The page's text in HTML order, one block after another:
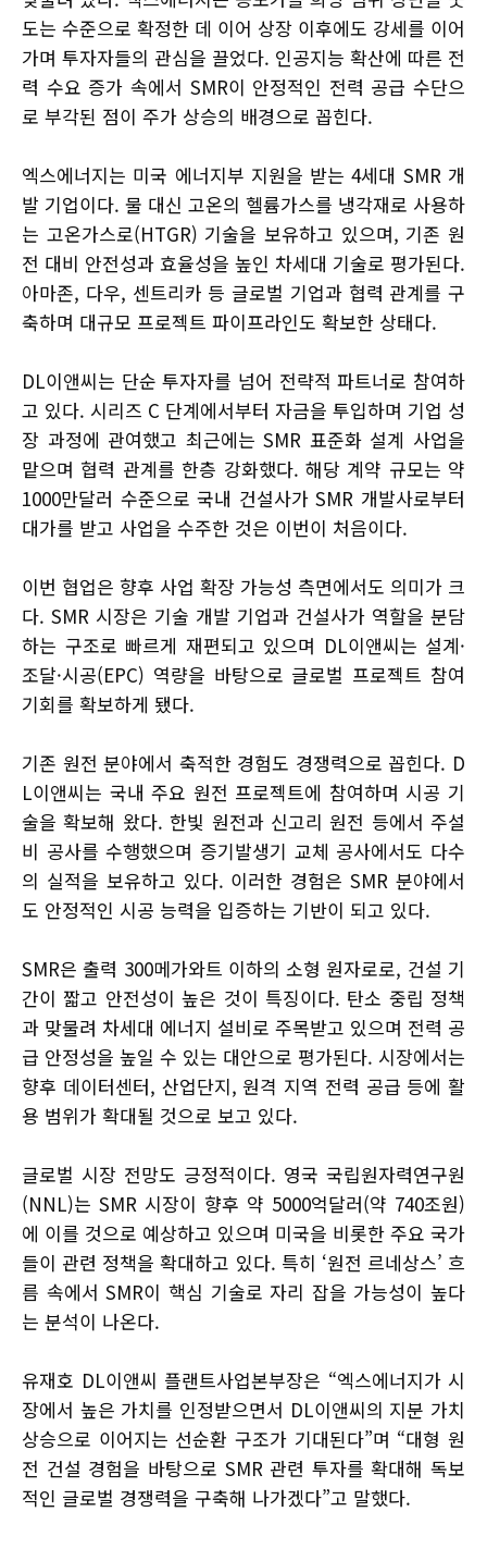
도는 수준으로 확정한 데 이어 상장 이후에도 강세를 이어
가며 투자자들의 관심을 끌었다. 인공지능 확산에 따른 전
력 수요 증가 속에서 SMR이 안정적인 전력 공급 수단으
로 부각된 점이 주가 상승의 배경으로 꼽힌다.
엑스에너지는 미국 에너지부 지원을 받는 4세대 SMR 개
발 기업이다. 물 대신 고온의 헬륨가스를 냉각재로 사용하
는 고온가스로(HTGR) 기술을 보유하고 있으며, 기존 원
전 대비 안전성과 효율성을 높인 차세대 기술로 평가된다.
아마존, 다우, 센트리카 등 글로벌 기업과 협력 관계를 구
축하며 대규모 프로젝트 파이프라인도 확보한 상태다.
DL이앤씨는 단순 투자자를 넘어 전략적 파트너로 참여하
고 있다. 시리즈 C 단계에서부터 자금을 투입하며 기업 성
장 과정에 관여했고 최근에는 SMR 표준화 설계 사업을
맡으며 협력 관계를 한층 강화했다. 해당 계약 규모는 약
1000만달러 수준으로 국내 건설사가 SMR 개발사로부터
대가를 받고 사업을 수주한 것은 이번이 처음이다.
이번 협업은 향후 사업 확장 가능성 측면에서도 의미가 크
다. SMR 시장은 기술 개발 기업과 건설사가 역할을 분담
하는 구조로 빠르게 재편되고 있으며 DL이앤씨는 설계·
조달·시공(EPC) 역량을 바탕으로 글로벌 프로젝트 참여
기회를 확보하게 됐다.
기존 원전 분야에서 축적한 경험도 경쟁력으로 꼽힌다. D
L이앤씨는 국내 주요 원전 프로젝트에 참여하며 시공 기
술을 확보해 왔다. 한빛 원전과 신고리 원전 등에서 주설
비 공사를 수행했으며 증기발생기 교체 공사에서도 다수
의 실적을 보유하고 있다. 이러한 경험은 SMR 분야에서
도 안정적인 시공 능력을 입증하는 기반이 되고 있다.
SMR은 출력 300메가와트 이하의 소형 원자로로, 건설 기
간이 짧고 안전성이 높은 것이 특징이다. 탄소 중립 정책
과 맞물려 차세대 에너지 설비로 주목받고 있으며 전력 공
급 안정성을 높일 수 있는 대안으로 평가된다. 시장에서는
향후 데이터센터, 산업단지, 원격 지역 전력 공급 등에 활
용 범위가 확대될 것으로 보고 있다.
글로벌 시장 전망도 긍정적이다. 영국 국립원자력연구원
(NNL)는 SMR 시장이 향후 약 5000억달러(약 740조원)
에 이를 것으로 예상하고 있으며 미국을 비롯한 주요 국가
들이 관련 정책을 확대하고 있다. 특히 ‘원전 르네상스’ 흐
름 속에서 SMR이 핵심 기술로 자리 잡을 가능성이 높다
는 분석이 나온다.
유재호 DL이앤씨 플랜트사업본부장은 “엑스에너지가 시
장에서 높은 가치를 인정받으면서 DL이앤씨의 지분 가치
상승으로 이어지는 선순환 구조가 기대된다”며 “대형 원
전 건설 경험을 바탕으로 SMR 관련 투자를 확대해 독보
적인 글로벌 경쟁력을 구축해 나가겠다”고 말했다.